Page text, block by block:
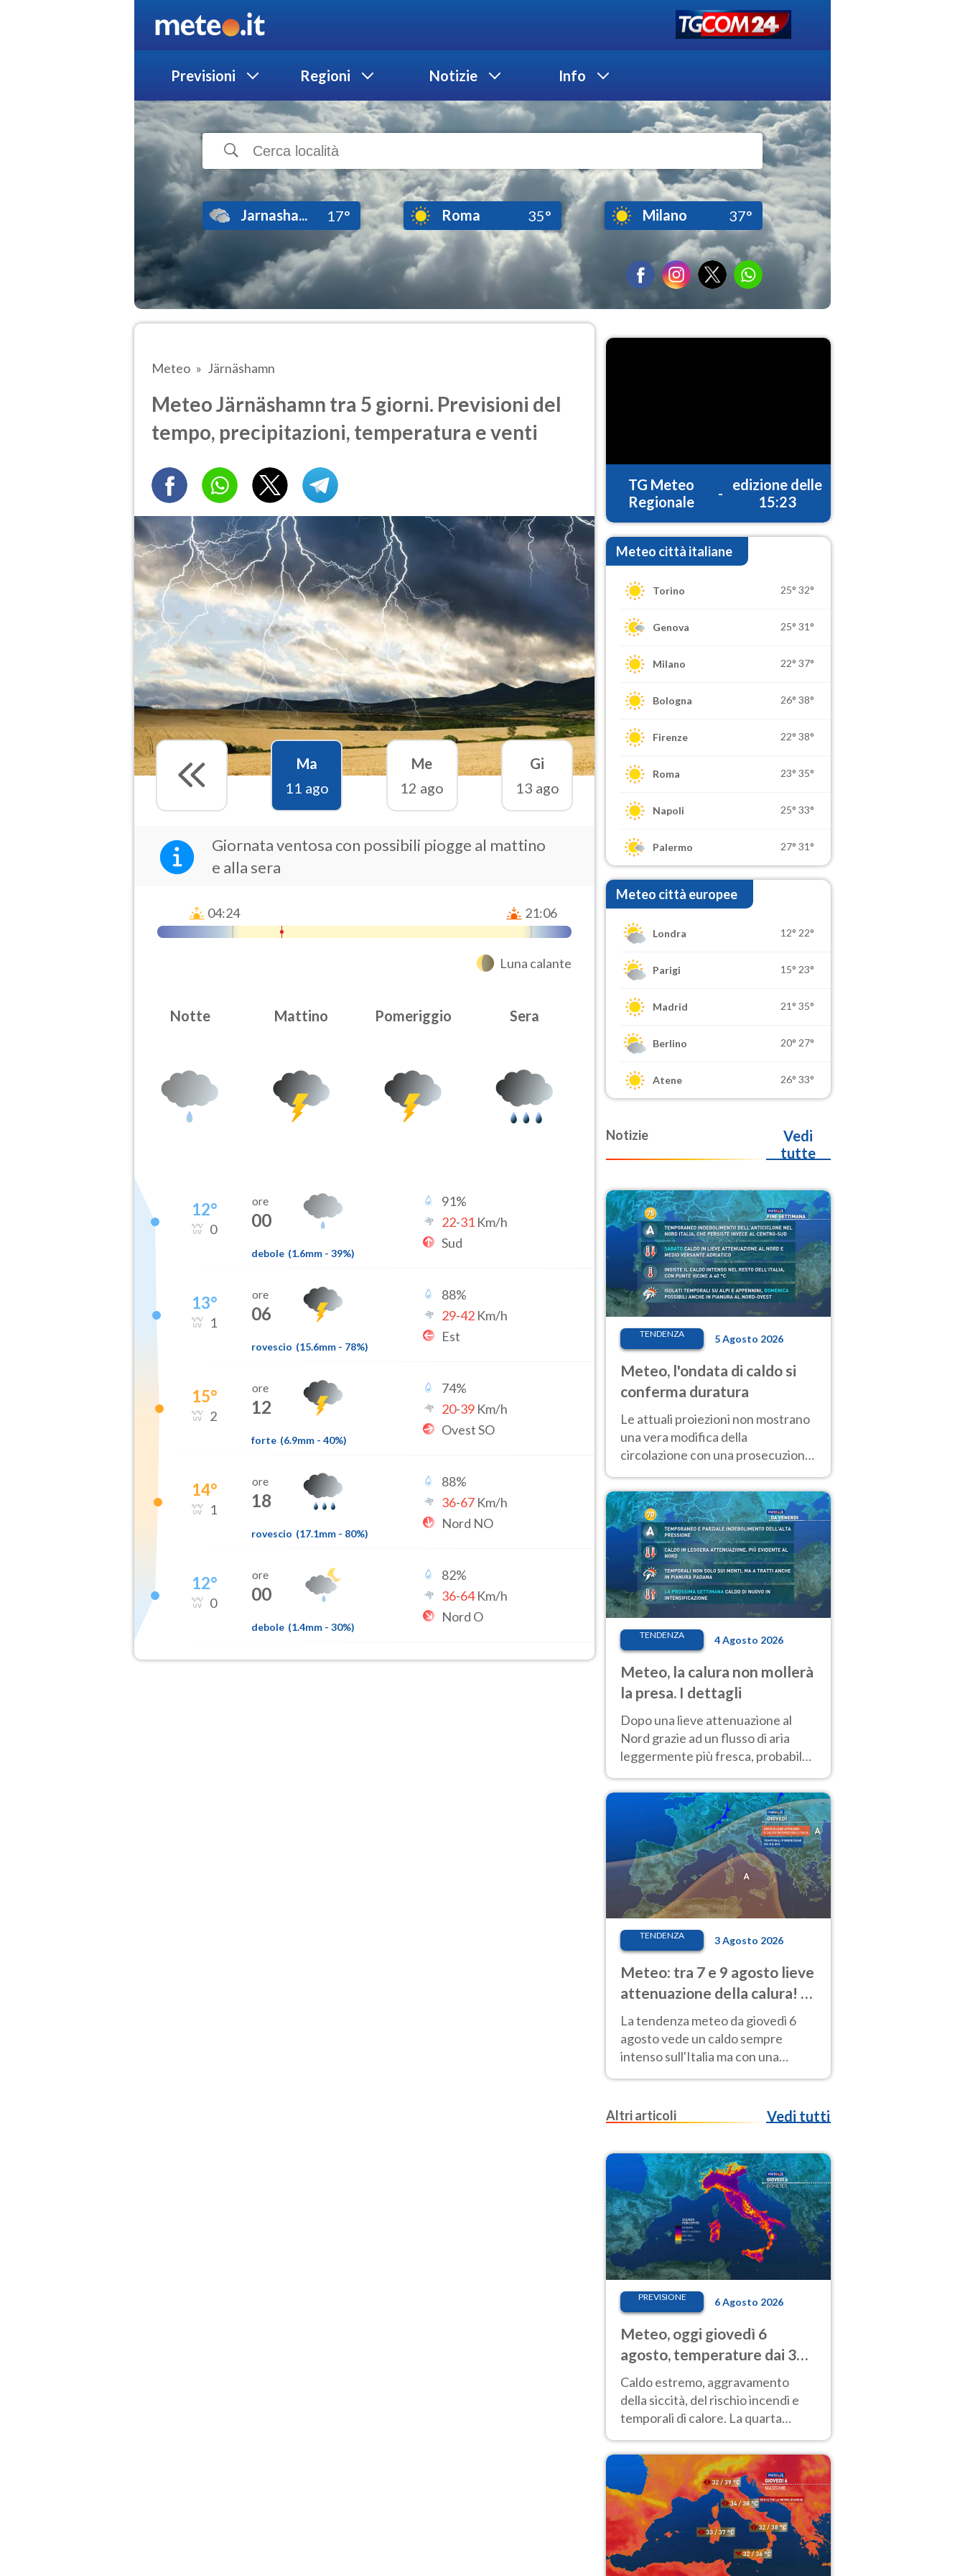
Previsioni Regioni Notizie Info
Jarnasha... 17° Roma 35° Milano 37°
Meteo Järnäshamn
Meteo Järnäshamn tra 5 giorni. Previsioni del
tempo, precipitazioni, temperatura e venti
Ma
11 ago
Me
12 ago
Gi
13 ago
Giornata ventosa con possibili piogge al mattino
e alla sera
04:24 21:06
Luna calante
Notte Mattino Pomeriggio Sera
12°
0
ore
00
debole (1.6mm - 39%)
91%
22-31 Km/h
Sud
13°
1
ore
06
rovescio (15.6mm - 78%)
88%
29-42 Km/h
Est
15°
2
ore
12
forte (6.9mm - 40%)
74%
20-39 Km/h
Ovest SO
14°
1
ore
18
rovescio (17.1mm - 80%)
88%
36-67 Km/h
Nord NO
12°
0
ore
00
debole (1.4mm - 30%)
82%
36-64Km/h
Nord O
TG Meteo
Regionale
-
edizione delle
15:23
Meteo città italiane
Torino 25° 32°
Genova 25° 31°
Milano 22° 37°
Bologna 26° 38°
Firenze 22° 38°
Roma 23° 35°
Napoli 25° 33°
Palermo 27° 31°
Meteo città europee
Londra 12° 22°
Parigi 15° 23°
Madrid 21° 35°
Berlino 20° 27°
Atene 26° 33°
Notizie
Vedi
tutte
TENDENZA 5 Agosto 2026
Meteo, l'ondata di caldo si
conferma duratura
Le attuali proiezioni non mostrano
una vera modifica della
circolazione con una prosecuzione
giorni, compresa la settimana di
Ferragosto
TENDENZA 4 Agosto 2026
Meteo, la calura non mollerà
la presa. I dettagli
Dopo una lieve attenuazione al
Nord grazie ad un flusso di aria
leggermente più fresca, probabile
africano entro Ferragosto
TENDENZA 3 Agosto 2026
Meteo: tra 7 e 9 agosto lieve
attenuazione della calura! Al
Nord rischio temporali
La tendenza meteo da giovedì 6
agosto vede un caldo sempre
intenso sull'Italia ma con una
parziale e lieve attenuazione tra il 7
Altri articoli
Vedi tutti
PREVISIONE 6 Agosto 2026
Meteo, oggi giovedì 6
agosto, temperature dai 33
ai 40 gradi
Caldo estremo, aggravamento
della siccità, del rischio incendi e
temporali di calore. La quarta
tregua e durerà fino Ferragosto